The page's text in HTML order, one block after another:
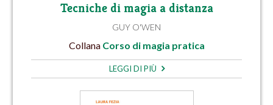
Tecniche di magia a distanza
GUY O'WEN
Collana Corso di magia pratica
LEGGI DI PIÙ